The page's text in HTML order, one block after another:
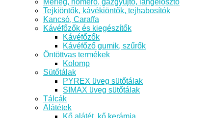
Tejkiöntők, kávékiöntők, tejhabosítók
Kancsó, Caraffa
Kávéfőzők és kiegészítők
Kávéfőzők
Kávéfőző gumik, szűrők
Öntöttvas termékek
Kolomp
Sütőtálak
PYREX üveg sütőtálak
SIMAX üveg sütőtálak
Tálcák
Alátétek
Kő alátét, kő kerámia